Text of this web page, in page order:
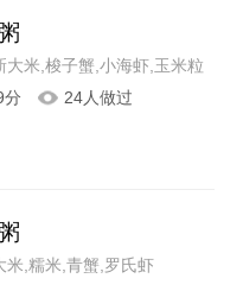
大米,梭子蟹,小海虾,玉米粒
分
24人做过
米,糯米,青蟹,罗氏虾